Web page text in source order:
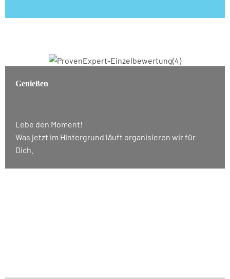
Genießen
Lebe den Moment!
Was jetzt im Hintergrund läuft organisieren wir für
Dich.